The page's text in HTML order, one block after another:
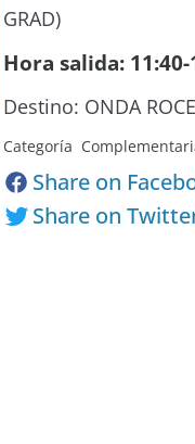
GRAD)
Hora salida: 11:40-
Destino: ONDA
Categoría
Share on
Share on